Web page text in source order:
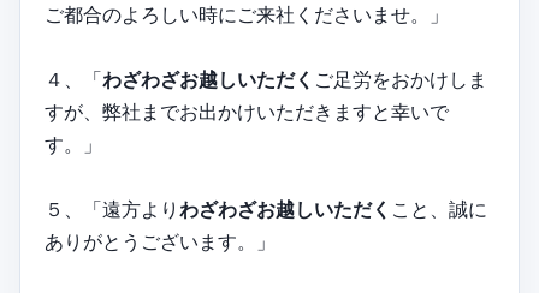
ご都合のよろしい時にご来社くださいませ。」
４、「わざわざお越しいただく ご足労をおかけしま
すが、弊社までお出かけいただきますと幸いで
す。」
５、「遠方より わざわざお越しいただく こと、誠に
ありがとうございます。」